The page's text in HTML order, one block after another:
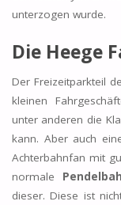
unterzogen wurde.
Die Heege
Der Freizeitparkteil
kleinen
unter anderen die
kann. Aber auch
Achterbahnfan mit
normale
dieser. Diese ist